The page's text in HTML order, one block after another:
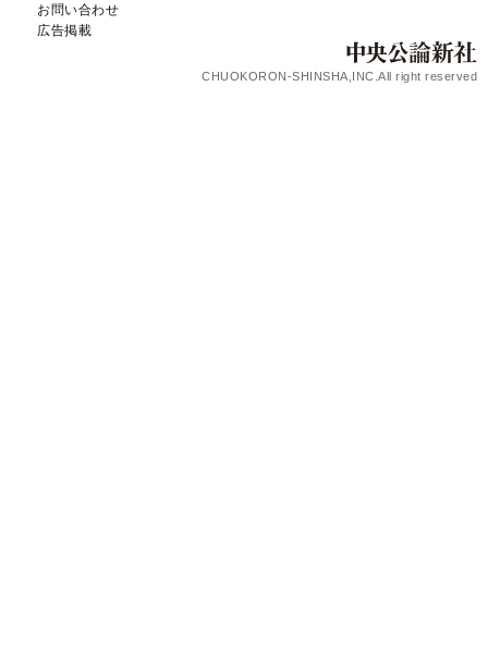
お問い合わせ
広告掲載
CHUOKORON-SHINSHA,INC.All right reserved